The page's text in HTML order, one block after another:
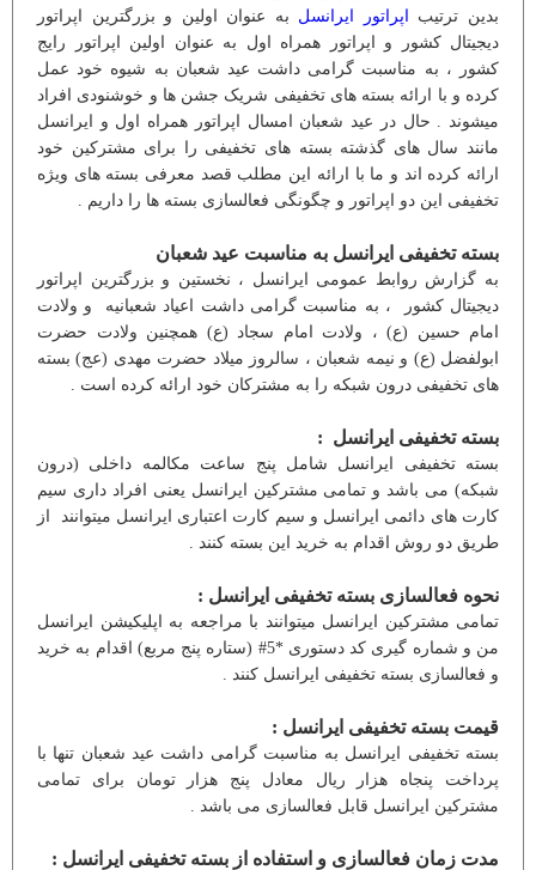
بدین ترتیب اپراتور ایرانسل به عنوان اولین و بزرگترین اپراتور
دیجیتال کشور و اپراتور همراه اول به عنوان اولین اپراتور رایج
کشور ، به مناسبت گرامی داشت عید شعبان به شیوه خود عمل
کرده و با ارائه بسته های تخفیفی شریک جشن ها و خوشنودی افراد
میشوند . حال در عید شعبان امسال اپراتور همراه اول و ایرانسل
مانند سال های گذشته بسته های تخفیفی را برای مشترکین خود
ارائه کرده اند و ما با ارائه این مطلب قصد معرفی بسته های ویژه
تخفیفی این دو اپراتور و چگونگی فعالسازی بسته ها را داریم .
بسته تخفیفی ایرانسل به مناسبت عید شعبان
به گزارش روابط عمومی ایرانسل ، نخستین و بزرگترین اپراتور
دیجیتال کشور ، به مناسبت گرامی داشت اعیاد شعبانیه و ولادت
امام حسین (ع) ، ولادت امام سجاد (ع) همچنین ولادت حضرت
ابولفضل (ع) و نیمه شعبان ، سالروز میلاد حضرت مهدی (عج) بسته
های تخفیفی درون شبکه را به مشترکان خود ارائه کرده است .
بسته تخفیفی ایرانسل :
بسته تخفیفی ایرانسل شامل پنج ساعت مکالمه داخلی (درون
شبکه) می باشد و تمامی مشترکین ایرانسل یعنی افراد داری سیم
کارت های دائمی ایرانسل و سیم کارت اعتباری ایرانسل میتوانند از
طریق دو روش اقدام به خرید این بسته کنند .
نحوه فعالسازی بسته تخفیفی ایرانسل :
تمامی مشترکین ایرانسل میتوانند با مراجعه به اپلیکیشن ایرانسل
من و شماره گیری کد دستوری *5# (ستاره پنج مربع) اقدام به خرید
و فعالسازی بسته تخفیفی ایرانسل کنند .
قیمت بسته تخفیفی ایرانسل :
بسته تخفیفی ایرانسل به مناسبت گرامی داشت عید شعبان تنها با
پرداخت پنجاه هزار ریال معادل پنج هزار تومان برای تمامی
مشترکین ایرانسل قابل فعالسازی می باشد .
مدت زمان فعالسازی و استفاده از بسته تخفیفی ایرانسل :